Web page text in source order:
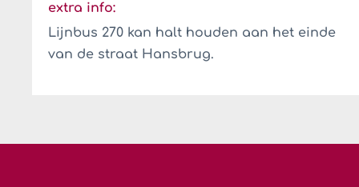
extra info:
Lijnbus 270 kan halt houden aan het einde
van de straat Hansbrug.